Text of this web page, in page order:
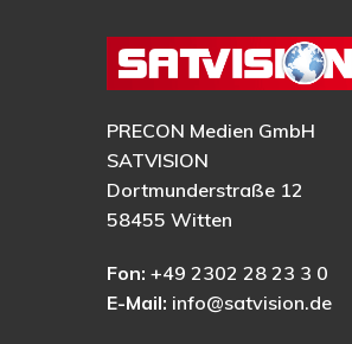
PRECON Medien GmbH
SATVISION
Dortmunderstraße 12
58455 Witten
Fon: +49 2302 28 23 3 0
E-Mail: info@satvision.de